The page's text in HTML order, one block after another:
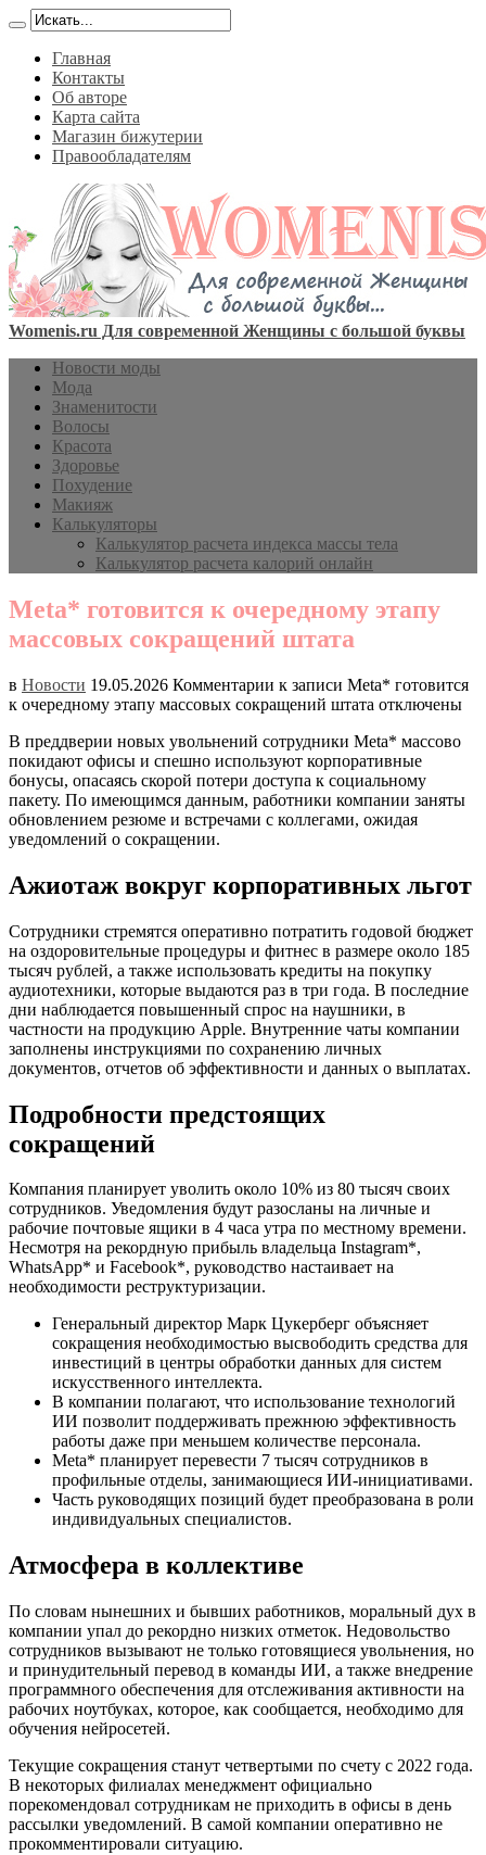
Главная
Контакты
Об авторе
Карта сайта
Магазин бижутерии
Правообладателям
Womenis.ru Для современной Женщины с большой буквы
Новости моды
Мода
Знаменитости
Волосы
Красота
Здоровье
Похудение
Макияж
Калькуляторы
Калькулятор расчета индекса массы тела
Калькулятор расчета калорий онлайн
Meta* готовится к очередному этапу
массовых сокращений штата
в Новости 19.05.2026 Комментарии к записи Meta* готовится
к очередному этапу массовых сокращений штата отключены
В преддверии новых увольнений сотрудники Meta* массово
покидают офисы и спешно используют корпоративные
бонусы, опасаясь скорой потери доступа к социальному
пакету. По имеющимся данным, работники компании заняты
обновлением резюме и встречами с коллегами, ожидая
уведомлений о сокращении.
Ажиотаж вокруг корпоративных льгот
Сотрудники стремятся оперативно потратить годовой бюджет
на оздоровительные процедуры и фитнес в размере около 185
тысяч рублей, а также использовать кредиты на покупку
аудиотехники, которые выдаются раз в три года. В последние
дни наблюдается повышенный спрос на наушники, в
частности на продукцию Apple. Внутренние чаты компании
заполнены инструкциями по сохранению личных
документов, отчетов об эффективности и данных о выплатах.
Подробности предстоящих
сокращений
Компания планирует уволить около 10% из 80 тысяч своих
сотрудников. Уведомления будут разосланы на личные и
рабочие почтовые ящики в 4 часа утра по местному времени.
Несмотря на рекордную прибыль владельца Instagram*,
WhatsApp* и Facebook*, руководство настаивает на
необходимости реструктуризации.
Генеральный директор Марк Цукерберг объясняет
сокращения необходимостью высвободить средства для
инвестиций в центры обработки данных для систем
искусственного интеллекта.
В компании полагают, что использование технологий
ИИ позволит поддерживать прежнюю эффективность
работы даже при меньшем количестве персонала.
Meta* планирует перевести 7 тысяч сотрудников в
профильные отделы, занимающиеся ИИ-инициативами.
Часть руководящих позиций будет преобразована в роли
индивидуальных специалистов.
Атмосфера в коллективе
По словам нынешних и бывших работников, моральный дух в
компании упал до рекордно низких отметок. Недовольство
сотрудников вызывают не только готовящиеся увольнения, но
и принудительный перевод в команды ИИ, а также внедрение
программного обеспечения для отслеживания активности на
рабочих ноутбуках, которое, как сообщается, необходимо для
обучения нейросетей.
Текущие сокращения станут четвертыми по счету с 2022 года.
В некоторых филиалах менеджмент официально
порекомендовал сотрудникам не приходить в офисы в день
рассылки уведомлений. В самой компании оперативно не
прокомментировали ситуацию.